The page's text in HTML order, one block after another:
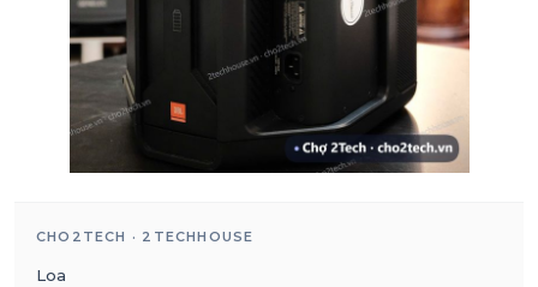
CHO2TECH · 2TECHHOUSE
Loa